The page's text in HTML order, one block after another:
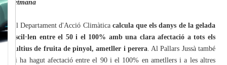
setmana
El Departament d'Acció Climàtica calcula que els danys de la gelada
oscil·len entre el 50 i el 100% amb una clara afectació a tots els
cultius de fruita de pinyol, ametller i perera. Al Pallars Jussà també
hi ha hagut afectació entre el 90 i el 100% en ametllers i a les altres